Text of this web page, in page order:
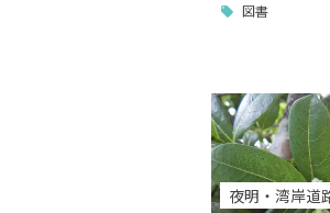
図書
夜明・湾岸道